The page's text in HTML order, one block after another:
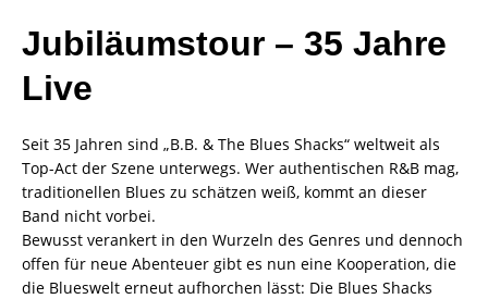
Jubiläumstour – 35 Jahre
Live
Seit 35 Jahren sind „B.B. & The Blues Shacks“ weltweit als
Top-Act der Szene unterwegs. Wer authentischen R&B mag,
traditionellen Blues zu schätzen weiß, kommt an dieser
Band nicht vorbei.
Bewusst verankert in den Wurzeln des Genres und dennoch
offen für neue Abenteuer gibt es nun eine Kooperation, die
die Blueswelt erneut aufhorchen lässt: Die Blues Shacks